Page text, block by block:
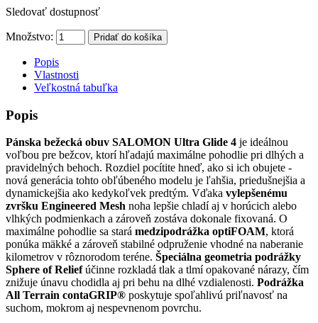
Sledovať dostupnosť
Množstvo: Pridať do košíka
Popis
Vlastnosti
Veľkostná tabuľka
Popis
Pánska bežecká obuv SALOMON Ultra Glide 4 je ideálnou
voľbou pre bežcov, ktorí hľadajú maximálne pohodlie pri dlhých a
pravidelných behoch. Rozdiel pocítite hneď, ako si ich obujete -
nová generácia tohto obľúbeného modelu je ľahšia, priedušnejšia a
dynamickejšia ako kedykoľvek predtým. Vďaka vylepšenému
zvršku Engineered Mesh noha lepšie chladí aj v horúcich alebo
vlhkých podmienkach a zároveň zostáva dokonale fixovaná. O
maximálne pohodlie sa stará medzipodrážka optiFOAM, ktorá
ponúka mäkké a zároveň stabilné odpruženie vhodné na naberanie
kilometrov v rôznorodom teréne. Špeciálna geometria podrážky
Sphere of Reliefúčinne rozkladá tlak a tlmí opakované nárazy, čím
znižuje únavu chodidla aj pri behu na dlhé vzdialenosti. Podrážka
All Terrain contaGRIP® poskytuje spoľahlivú priľnavosť na
suchom, mokrom aj nespevnenom povrchu.